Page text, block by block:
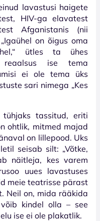
lavastusi haigete
HIV-ga elavatest
Afganistanis (nii
on õigus oma
ütles ta ühes
reaalsus ise tema
ei ole tema üks
sari nimega „Kes
tühjaks tassitud, eriti
ohtlik, mitmed majad
on lillepood. Uks
seisab silt: „Võtke,
näitleja, kes varem
uues lavastuses
meie teatrisse pärast
Neil on, mida rääkida
kindel olla – see
ise ei ole plakatlik.